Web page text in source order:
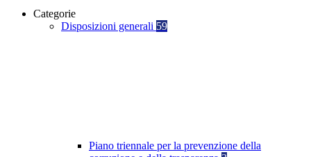
Categorie
Disposizioni generali 59
Piano triennale per la prevenzione della